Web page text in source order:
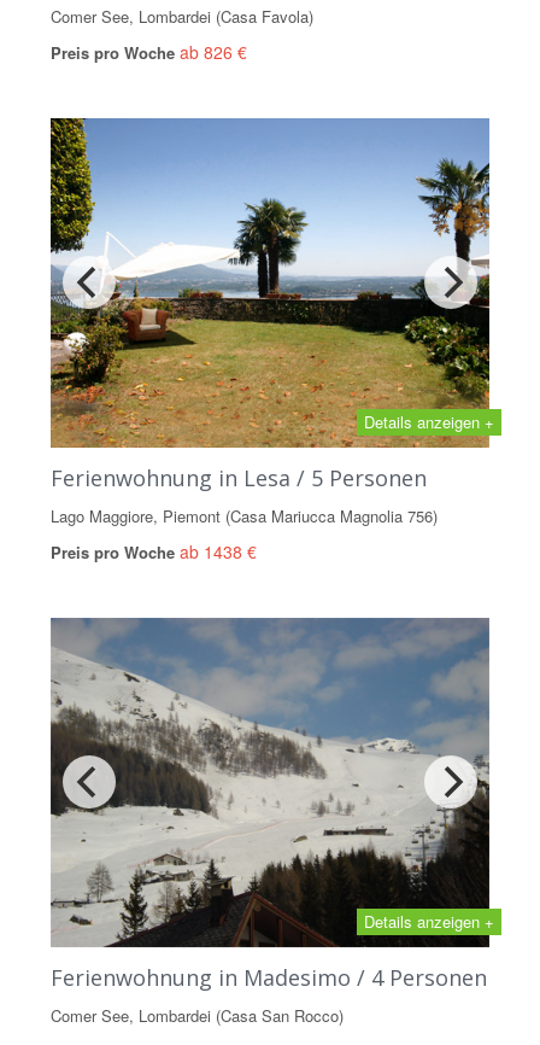
Comer See, Lombardei (Casa Favola)
Preis pro Woche ab 826 €
Details anzeigen +
Ferienwohnung in Lesa / 5 Personen
Lago Maggiore, Piemont (Casa Mariucca Magnolia 756)
Preis pro Woche ab 1438 €
Details anzeigen +
Ferienwohnung in Madesimo / 4 Personen
Comer See, Lombardei (Casa San Rocco)